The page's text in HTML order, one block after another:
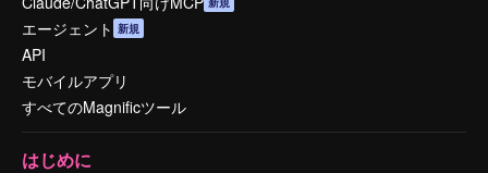
エージェント 新規
API
モバイルアプリ
すべてのMagnificツール
はじめに